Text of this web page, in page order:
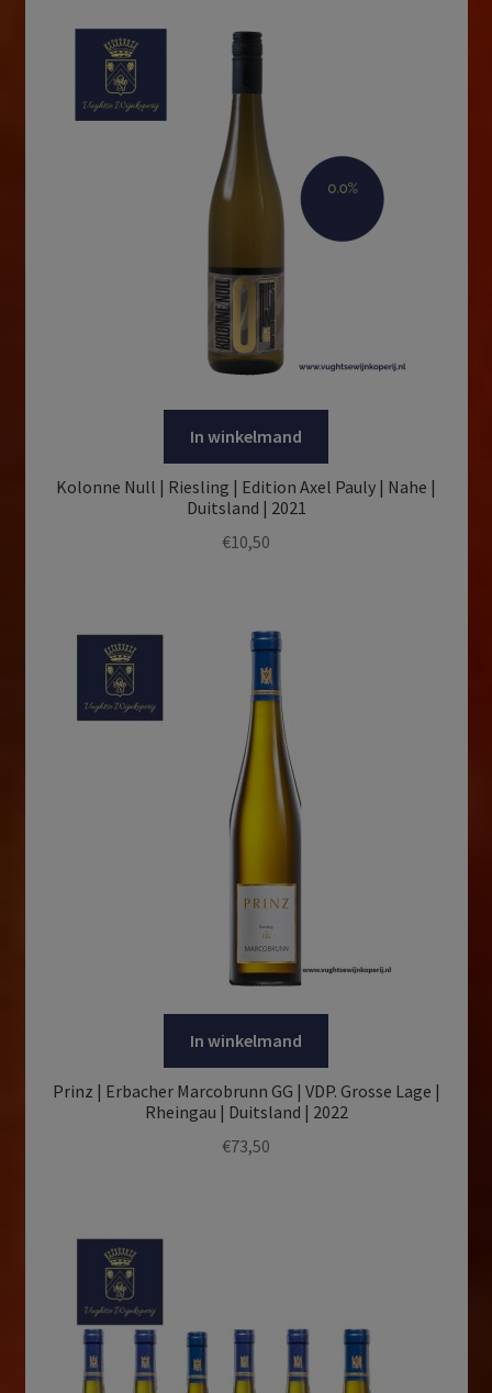
In winkelmand
Kolonne Null | Riesling | Edition Axel Pauly | Nahe |
Duitsland | 2021
€10,50
In winkelmand
Prinz | Erbacher Marcobrunn GG | VDP. Grosse Lage |
Rheingau | Duitsland | 2022
€73,50